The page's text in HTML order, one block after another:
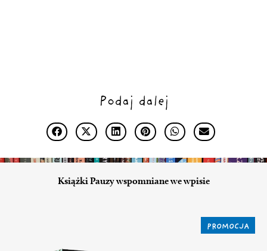
Podaj dalej
Książki Pauzy wspomniane we wpisie
PROMOCJA